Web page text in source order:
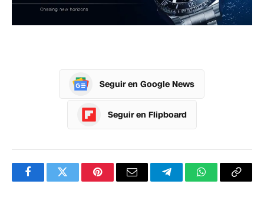
Seguir en Google News
Seguir en Flipboard
FacebookTwitterPinterestCorreoTelegramWhatsApp